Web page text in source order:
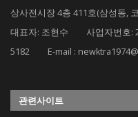
상사전시장 4층 411호(삼성동,
대표자: 조현수 사업자번호:
5182 E-mail :
관련사이트